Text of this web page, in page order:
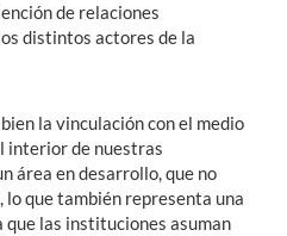
de relaciones
distintos actores de la
la vinculación con el medio
interior de nuestras
área en desarrollo, que no
que también representa una
las instituciones asuman